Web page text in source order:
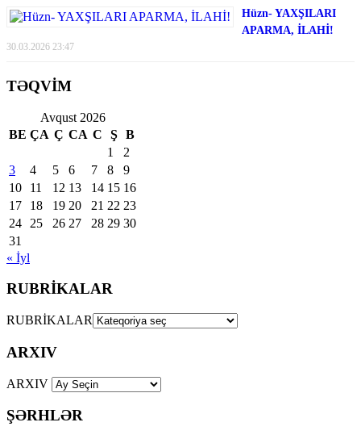
Hüzn- YAXŞILARI
APARMA, İLAHİ!
30.03.2026 23:47
TƏQVİM
Avqust 2026
BE ÇA Ç CA C Ş
B
1
2
3
4 5 6 7 8
9
10
11 12 13 14 15 16
17
18 19 20 21 22 23
24
25 26 27 28 29 30
31
« İyl
RUBRİKALAR
RUBRİKALAR
ARXIV
ARXIV
ŞƏRHLƏR